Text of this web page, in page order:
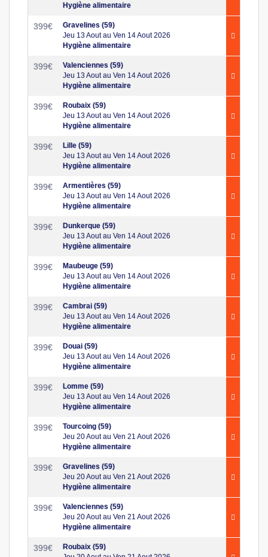
Hygiène alimentaire
399€
Gravelines (59)
Jeu 13 Aout au Ven 14 Aout 2026
Hygiène alimentaire
399€
Valenciennes (59)
Jeu 13 Aout au Ven 14 Aout 2026
Hygiène alimentaire
399€
Roubaix (59)
Jeu 13 Aout au Ven 14 Aout 2026
Hygiène alimentaire
399€
Lille (59)
Jeu 13 Aout au Ven 14 Aout 2026
Hygiène alimentaire
399€
Armentières (59)
Jeu 13 Aout au Ven 14 Aout 2026
Hygiène alimentaire
399€
Dunkerque (59)
Jeu 13 Aout au Ven 14 Aout 2026
Hygiène alimentaire
399€
Maubeuge (59)
Jeu 13 Aout au Ven 14 Aout 2026
Hygiène alimentaire
399€
Cambrai (59)
Jeu 13 Aout au Ven 14 Aout 2026
Hygiène alimentaire
399€
Douai (59)
Jeu 13 Aout au Ven 14 Aout 2026
Hygiène alimentaire
399€
Lomme (59)
Jeu 13 Aout au Ven 14 Aout 2026
Hygiène alimentaire
399€
Tourcoing (59)
Jeu 20 Aout au Ven 21 Aout 2026
Hygiène alimentaire
399€
Gravelines (59)
Jeu 20 Aout au Ven 21 Aout 2026
Hygiène alimentaire
399€
Valenciennes (59)
Jeu 20 Aout au Ven 21 Aout 2026
Hygiène alimentaire
399€
Roubaix (59)